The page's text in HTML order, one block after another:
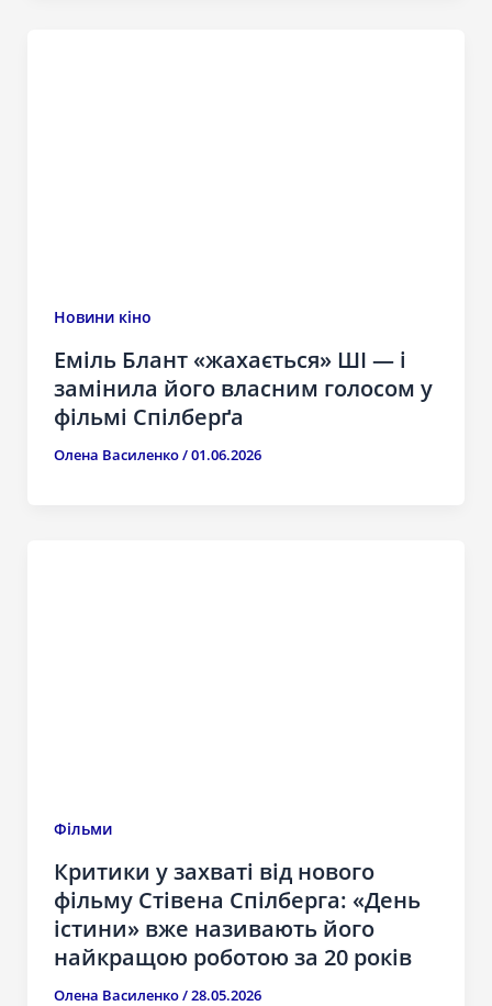
Новини кіно
Еміль Блант «жахається» ШІ — і
замінила його власним голосом у
фільмі Спілберґа
Олена Василенко/01.06.2026
Фільми
Критики у захваті від нового
фільму Стівена Спілберга: «День
істини» вже називають його
найкращою роботою за 20 років
Олена Василенко/28.05.2026